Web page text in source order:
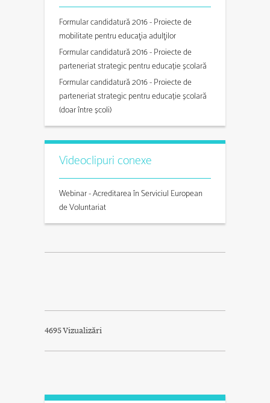
Formular candidatură 2016 - Proiecte de
mobilitate pentru educaţia adulţilor
Formular candidatură 2016 - Proiecte de
parteneriat strategic pentru educație școlară
Formular candidatură 2016 - Proiecte de
parteneriat strategic pentru educație școlară
(doar între școli)
Videoclipuri conexe
Webinar - Acreditarea în Serviciul European
de Voluntariat
4695 Vizualizări